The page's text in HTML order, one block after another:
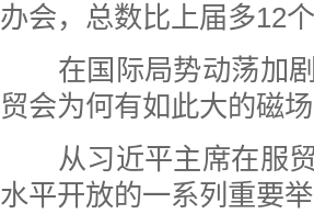
办会，总数比上届多12
在国际局势动荡加剧
贸会为何有如此大的磁
从习近平主席在服贸
水平开放的一系列重要